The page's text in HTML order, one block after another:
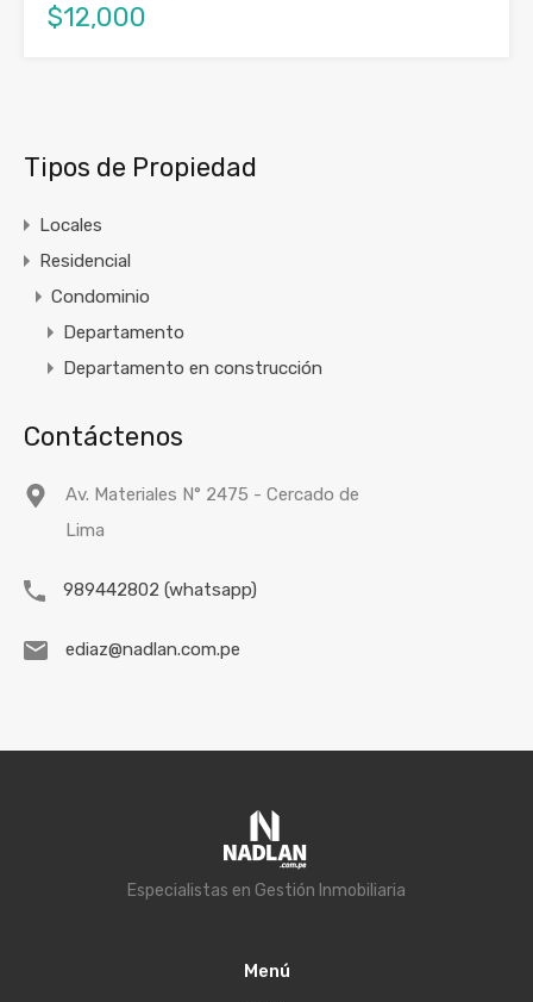
$12,000
Tipos de Propiedad
Locales
Residencial
Condominio
Departamento
Departamento en construcción
Contáctenos
Av. Materiales N° 2475 - Cercado de
Lima
989442802 (whatsapp)
ediaz@nadlan.com.pe
Especialistas en Gestión Inmobiliaria
Menú